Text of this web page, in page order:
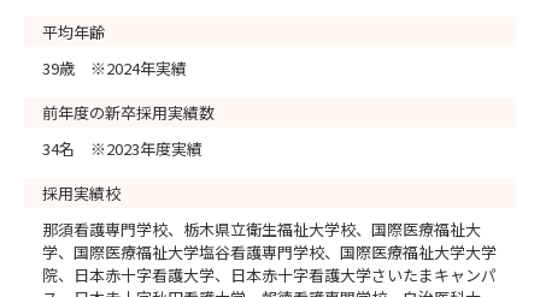
平均年齢
39歳 ※2024年実績
前年度の新卒採用実績数
34名 ※2023年度実績
採用実績校
那須看護専門学校、栃木県立衛生福祉大学校、国際医療福祉大
学、国際医療福祉大学塩谷看護専門学校、国際医療福祉大学大学
院、日本赤十字看護大学、日本赤十字看護大学さいたまキャンパ